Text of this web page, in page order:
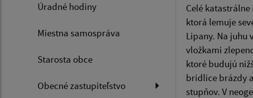
Úradné hodiny
Miestna samospráva
Starosta obce
Obecné zastupiteľstvo
Celé
ktorá lemuje
Lipany. Na juhu
vložkami
ktoré budujú
bridlice brázdy
stupňov. V